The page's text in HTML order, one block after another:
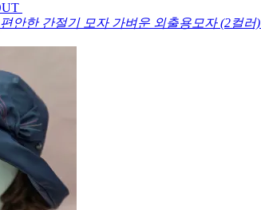
편안한 간절기 모자 가벼운 외출용모자 (2컬러)